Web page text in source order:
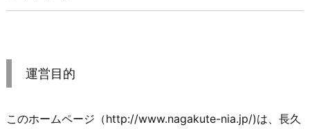
次へ
運営目的
このホームページ（http://www.nagakute-nia.jp/)は、長久